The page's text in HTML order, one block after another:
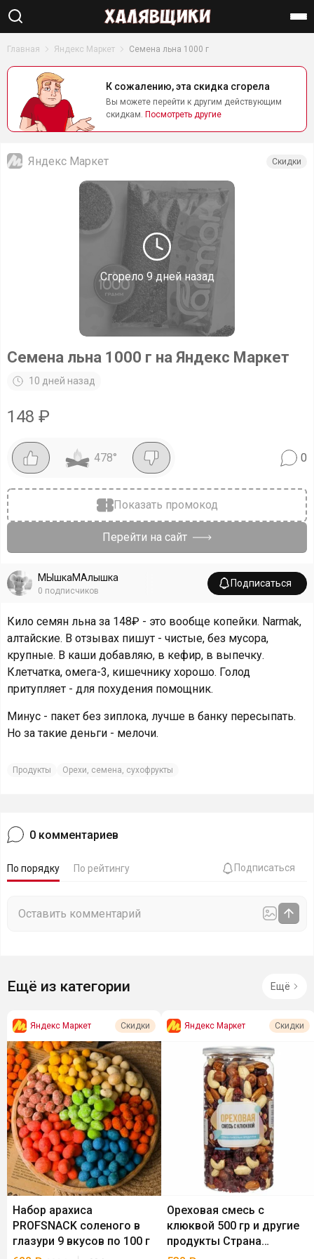
Главная Яндекс Маркет Семена льна 1000 г
К сожалению, эта скидка сгорела
Вы можете перейти к другим действующим
скидкам. Посмотреть другие
Сгорело9 дней назад
Яндекс Маркет Скидки
Семена льна 1000 г на Яндекс Маркет
10 дней назад
148 ₽
478° 0
Показать промокод
Перейти на сайт
МЫшкаМАлышка
0 подписчиков
Подписаться
Кило семян льна за 148₽ - это вообще копейки. Narmak,
алтайские. В отзывах пишут - чистые, без мусора,
крупные. В каши добавляю, в кефир, в выпечку.
Клетчатка, омега-3, кишечнику хорошо. Голод
притупляет - для похудения помощник.
Минус - пакет без зиплока, лучше в банку пересыпать.
Но за такие деньги - мелочи.
Продукты Орехи, семена, сухофрукты
0 комментариев
По порядку По рейтингу Подписаться
Ещё из категории Ещё
Яндекс Маркет Скидки
Набор арахиса
PROFSNACK соленого в
глазури 9 вкусов по 100 г
Яндекс Маркет Скидки
Ореховая смесь с
клюквой 500 гр и другие
продукты Страна